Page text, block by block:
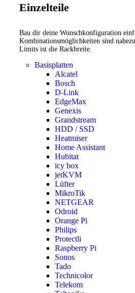
Einzelteile
Bau dir deine Wunschkonfiguration
Kombinationsmöglichkeiten sind
Limits ist die Rackbreite.
Basisplatten
Alcatel
Bosch
D-Link
EdgeMax
Genexis
Grandstream
HDD / SSD
Heatmiser
Home Assistant
Hubitat
icy box
jetKVM
Lüfter
MikroTik
NETGEAR
Odroid
Orange Pi
Philips
Protectli
Raspberry Pi
Sonos
Tado
Technicolor
Telekom